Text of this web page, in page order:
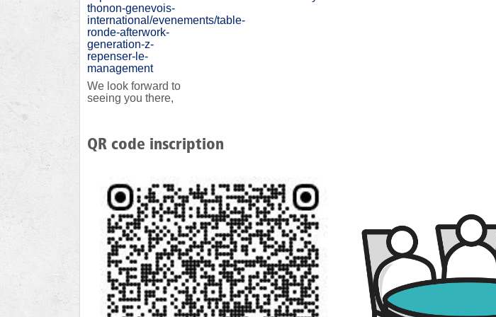
thonon-genevois-
international/evenements/table-
ronde-afterwork-
generation-z-
repenser-le-
management
We look forward to
seeing you there,
QR code inscription